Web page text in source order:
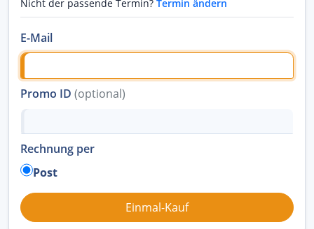
Nicht der passende Termin? Termin ändern
E-Mail
Promo ID (optional)
Rechnung per
Post